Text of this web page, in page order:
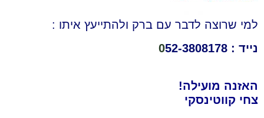
למי שרוצה לדבר עם ברק ולהתייעץ איתו :
נייד :
052-3808178
האזנה מועילה!
צחי קווטינסקי